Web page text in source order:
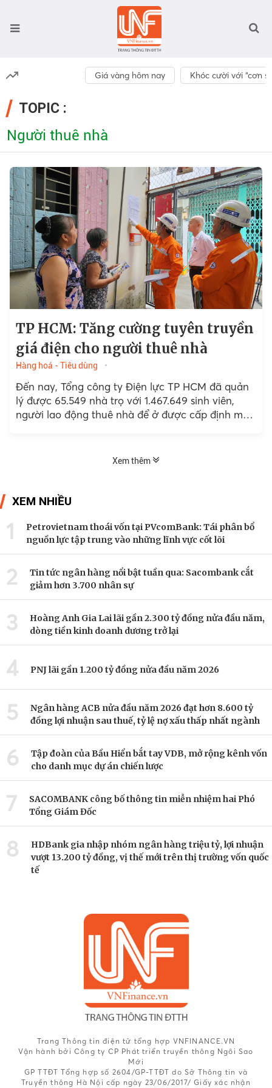
Giá vàng hôm nay Khóc cười với “cơn
TOPIC :
Người thuê nhà
TP HCM: Tăng cường tuyên truyền
giá điện cho người thuê nhà
Hàng hoá - Tiêu dùng
Đến nay, Tổng công ty Điện lực TP HCM đã quản
lý được 65.549 nhà trọ với 1.467.649 sinh viên,
người lao động thuê nhà để ở được cấp định mức
Xem thêm
XEM NHIỀU
1
Petrovietnam thoái vốn tại PVcomBank: Tái phân bổ
nguồn lực tập trung vào những lĩnh vực cốt lõi
2
Tin tức ngân hàng nổi bật tuần qua: Sacombank cắt
giảm hơn 3.700 nhân sự
3
Hoàng Anh Gia Lai lãi gần 2.300 tỷ đồng nửa đầu năm,
dòng tiền kinh doanh dương trở lại
4 PNJ lãi gần 1.200 tỷ đồng nửa đầu năm 2026
5
Ngân hàng ACB nửa đầu năm 2026 đạt hơn 8.600 tỷ
đồng lợi nhuận sau thuế, tỷ lệ nợ xấu thấp nhất ngành
6
Tập đoàn của Bầu Hiển bắt tay VDB, mở rộng kênh vốn
cho danh mục dự án chiến lược
7
SACOMBANK công bố thông tin miễn nhiệm hai Phó
Tổng Giám Đốc
8
HDBank gia nhập nhóm ngân hàng triệu tỷ, lợi nhuận
vượt 13.200 tỷ đồng, vị thế mới trên thị trường vốn quốc
tế
Trang Thông tin điện tử tổng hợp VNFINANCE.VN
Vận hành bởi Công ty CP Phát triển truyền thông Ngôi Sao
Mới
GP TTĐT Tổng hợp số 2604/GP-TTĐT do Sở Thông tin và
Truyền thông Hà Nội cấp ngày 23/06/2017/ Giấy xác nhận